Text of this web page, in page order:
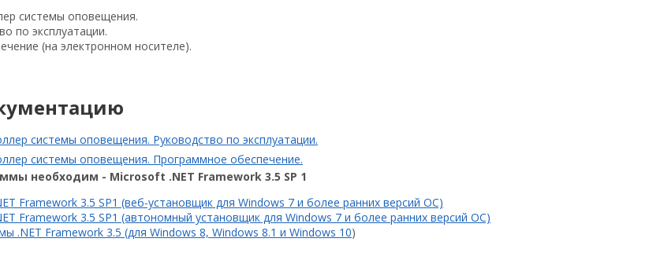
системы оповещения.
по эксплуатации.
(на электронном носителе).
системы оповещения. Руководство по эксплуатации.
системы оповещения. Программное обеспечение.
необходим - Microsoft .NET Framework 3.5 SP 1
Framework 3.5 SP1 (веб-установщик для Windows 7 и более ранних версий ОС)
Framework 3.5 SP1 (автономный установщик для Windows 7 и более ранних версий ОС)
.NET Framework 3.5 (для Windows 8, Windows 8.1 и Windows 10)